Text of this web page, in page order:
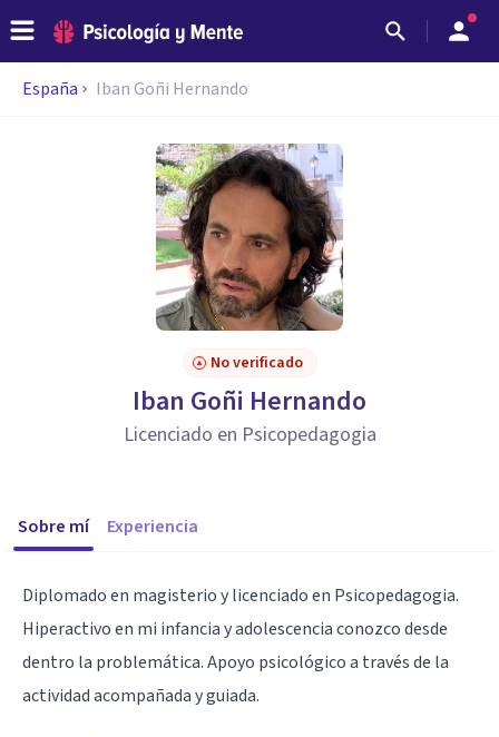
España Iban Goñi Hernando
No verificado
Iban Goñi Hernando
Licenciado en Psicopedagogia
Sobre mí Experiencia
Diplomado en magisterio y licenciado en Psicopedagogia.
Hiperactivo en mi infancia y adolescencia conozco desde
dentro la problemática. Apoyo psicológico a través de la
actividad acompañada y guiada.